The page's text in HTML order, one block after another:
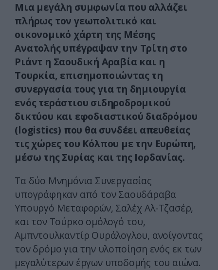
Μια μεγάλη συμφωνία που αλλάζει
πλήρως τον γεωπολιτικό και
οικονομικό χάρτη της Μέσης
Ανατολής υπέγραψαν την Τρίτη στο
Ριάντ η Σαουδική Αραβία και η
Τουρκία, επισημοποιώντας τη
συνεργασία τους για τη δημιουργία
ενός τεράστιου σιδηροδρομικού
δικτύου και εφοδιαστικού διαδρόμου
(logistics) που θα συνδέει απευθείας
τις χώρες του Κόλπου με την Ευρώπη,
μέσω της Συρίας και της Ιορδανίας.
Τα δύο Μνημόνια Συνεργασίας
υπογράφηκαν από τον Σαουδάραβα
Υπουργό Μεταφορών, Σαλέχ Αλ-Τζασέρ,
και τον Τούρκο ομόλογό του,
Αμπντουλκαντίρ Ουράλογλου, ανοίγοντας
τον δρόμο για την υλοποίηση ενός εκ των
μεγαλύτερων έργων υποδομής του αιώνα.